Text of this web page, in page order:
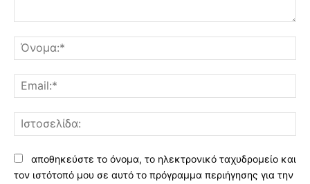
αποθηκεύστε το όνομα, το ηλεκτρονικό ταχυδρομείο και
τον ιστότοπό μου σε αυτό το πρόγραμμα περιήγησης για την